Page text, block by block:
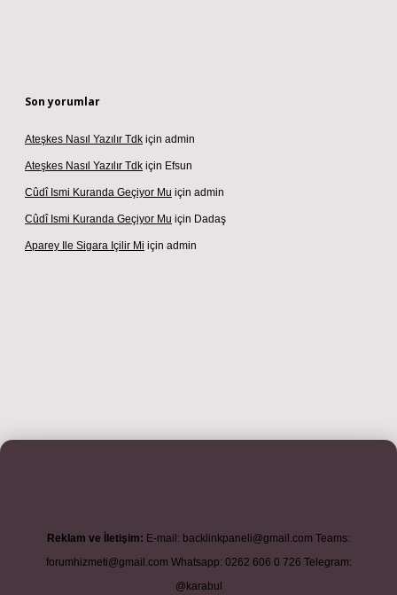
Son yorumlar
Ateşkes Nasıl Yazılır Tdk için admin
Ateşkes Nasıl Yazılır Tdk için Efsun
Cûdî Ismi Kuranda Geçiyor Mu için admin
Cûdî Ismi Kuranda Geçiyor Mu için Dadaş
Aparey Ile Sigara Içilir Mi için admin
adresibetexper.xyzm elexbet
Reklam ve İletişim: E-mail: backlinkpaneli@gmail.com Teams:
forumhizmeti@gmail.com Whatsapp: 0262 606 0 726 Telegram:
@karabul